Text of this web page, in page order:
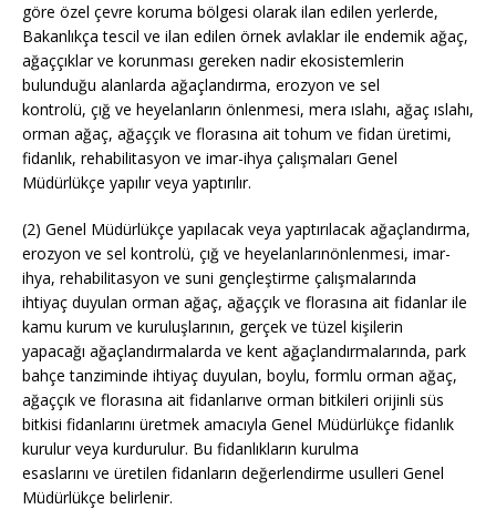
göre özel çevre koruma bölgesi olarak ilan edilen yerlerde,
Bakanlıkça tescil ve ilan edilen örnek avlaklar ile endemik ağaç,
ağaççıklar ve korunması gereken nadir ekosistemlerin
bulunduğu alanlarda ağaçlandırma, erozyon ve sel
kontrolü, çığ ve heyelanların önlenmesi, mera ıslahı, ağaç ıslahı,
orman ağaç, ağaççık ve florasına ait tohum ve fidan üretimi,
fidanlık, rehabilitasyon ve imar-ihya çalışmaları Genel
Müdürlükçe yapılır veya yaptırılır.
(2) Genel Müdürlükçe yapılacak veya yaptırılacak ağaçlandırma,
erozyon ve sel kontrolü, çığ ve heyelanlarınönlenmesi, imar-
ihya, rehabilitasyon ve suni gençleştirme çalışmalarında
ihtiyaç duyulan orman ağaç, ağaççık ve florasına ait fidanlar ile
kamu kurum ve kuruluşlarının, gerçek ve tüzel kişilerin
yapacağı ağaçlandırmalarda ve kent ağaçlandırmalarında, park
bahçe tanziminde ihtiyaç duyulan, boylu, formlu orman ağaç,
ağaççık ve florasına ait fidanlarıve orman bitkileri orijinli süs
bitkisi fidanlarını üretmek amacıyla Genel Müdürlükçe fidanlık
kurulur veya kurdurulur. Bu fidanlıkların kurulma
esaslarını ve üretilen fidanların değerlendirme usulleri Genel
Müdürlükçe belirlenir.